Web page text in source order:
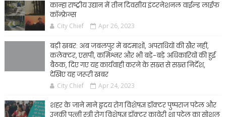
कान्हा राष्ट्रीय उद्यान में तीन दिवसीय इंटरनेशनल वाईल्ड लाईफ
कॉन्फ्रेन्स
City Chief Apr 26, 2023
बड़ी खबर: अब जबलपुर में बदमाशों, अपराधियों की खैर नहीं,
कलेक्टर, एसपी, कमिश्नर और भी बड़े-बड़े अधिकारियों की हुई
बैठक, दिए गए यह कार्यवाही करने के सख्त से सख्त निर्देश,
देखिए यह जरूरी खबर
City Chief Apr 24, 2023
शहर के जाने माने हृदय रोग विशेषज्ञ डॉक्टर पुष्पराज पटेल और
उनकी पत्नी स्त्री रोग विशेषज्ञ डॉक्टर कावेरी शा पटेल का सोशल